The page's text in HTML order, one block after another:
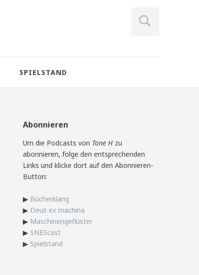
SPIELSTAND
Abonnieren
Um die Podcasts von Tone H zu
abonnieren, folge den entsprechenden
Links und klicke dort auf den Abonnieren-
Button:
▶ Bücherklang
▶ Deus ex machina
▶ Maschinengeflüster
▶ SNEScast
▶ Spielstand